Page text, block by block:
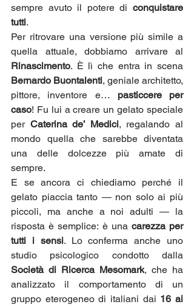
sempre avuto il potere di conquistare
tutti.
Per ritrovare una versione più simile a
Rinascimento
Bernardo Buontalenti, geniale architetto,
pittore, inventore e… pasticcere per
caso! Fu lui a creare un gelato speciale
per Caterina de’ Medici, regalando al
mondo quella che sarebbe diventata
una delle dolcezze più amate di
sempre.
E se ancora ci chiediamo perché il
gelato piaccia tanto — non solo ai più
piccoli, ma anche a noi adulti — la
risposta è semplice: è una carezza per
tutti i sensi. Lo conferma anche uno
Società di Ricerca Mesomark, che ha
analizzato il comportamento di un
gruppo eterogeneo di italiani dai 16 ai